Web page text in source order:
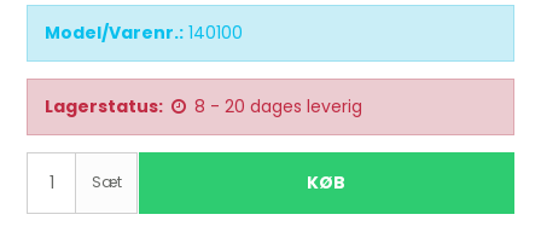
Model/Varenr.: 140100
Lagerstatus: 8 - 20 dages leverig
Sæt KØB